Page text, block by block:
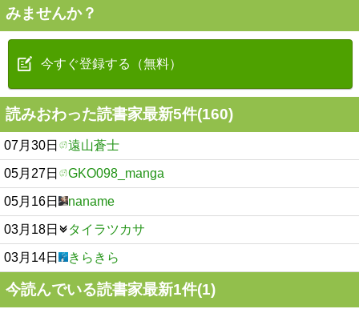
みませんか？
今すぐ登録する（無料）
読みおわった読書家最新5件(160)
07月30日 遠山蒼士
05月27日 GKO098_manga
05月16日 naname
03月18日 タイラツカサ
03月14日 きらきら
今読んでいる読書家最新1件(1)